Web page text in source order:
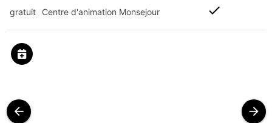
gratuit Centre d'animation Monsejour check
arrow_back arrow_forward